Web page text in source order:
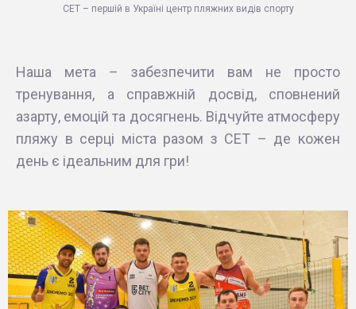
СЕТ – першій в Україні центр пляжних видів спорту
Наша мета – забезпечити вам не просто
тренування, а справжній досвід, сповнений
азарту, емоцій та досягнень. Відчуйте атмосферу
пляжу в серці міста разом з СЕТ – де кожен
день є ідеальним для гри!